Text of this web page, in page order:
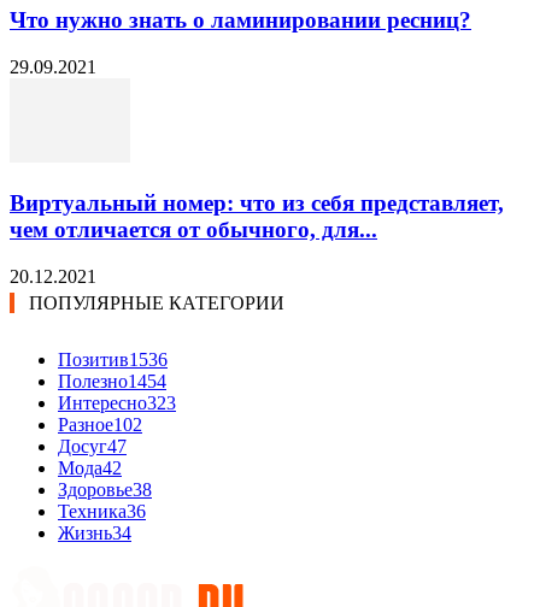
Что нужно знать о ламинировании ресниц?
29.09.2021
Виртуальный номер: что из себя представляет,
чем отличается от обычного, для...
20.12.2021
ПОПУЛЯРНЫЕ КАТЕГОРИИ
Позитив1536
Полезно1454
Интересно323
Разное102
Досуг47
Мода42
Здоровье38
Техника36
Жизнь34